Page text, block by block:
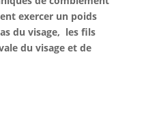
exercer un poids
du visage, les fils
du visage et de